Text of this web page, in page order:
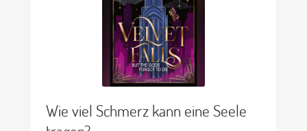
Wie viel Schmerz kann eine Seele